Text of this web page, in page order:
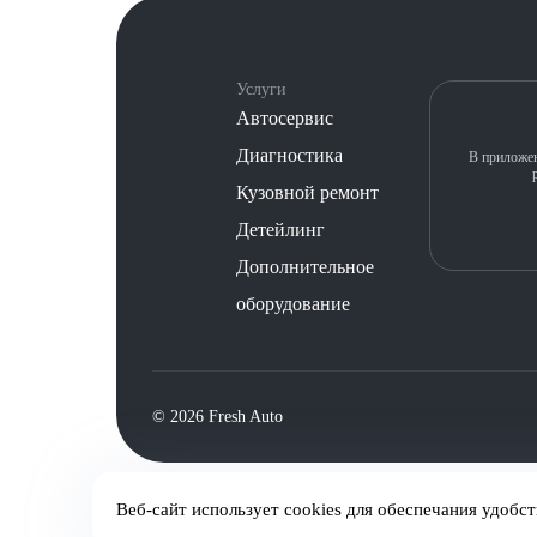
Веб-сайт использует cookies для обеспечания
Услуги
Автосервис
Диагностика
Кузовной ремонт
Детейлинг
Дополнительное
оборудование
В
©️ 2026 Fresh Auto
Сетевое издание «Первый автомобильный маркетплейс»
информационных технологий и массовых коммуникаций